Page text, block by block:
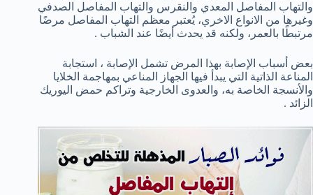
والتهاب المفاصل المعدي والنقرس والتهاب المفاصل الصدفي
وغيرها من الانواع الاخري، يُعتبر معظم التهاب المفاصل مرضًا
مرتبطًا بالعمر، ولكنه قد يحدث أيضًا عند الشباب .
بعض أسباب الإصابة بهذا المرض تشمل الإصابة ، استجابة
المناعة الذاتية التي يبدأ فيها الجهاز المناعي بمهاجمة الخلايا
والأنسجة الخاصة به، والعدوى الخارجية وتراكم حمض اليوريك
الزائد .